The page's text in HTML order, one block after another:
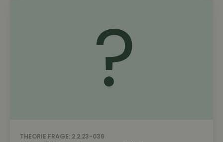
THEORIE FRAGE: 2.2.23-036